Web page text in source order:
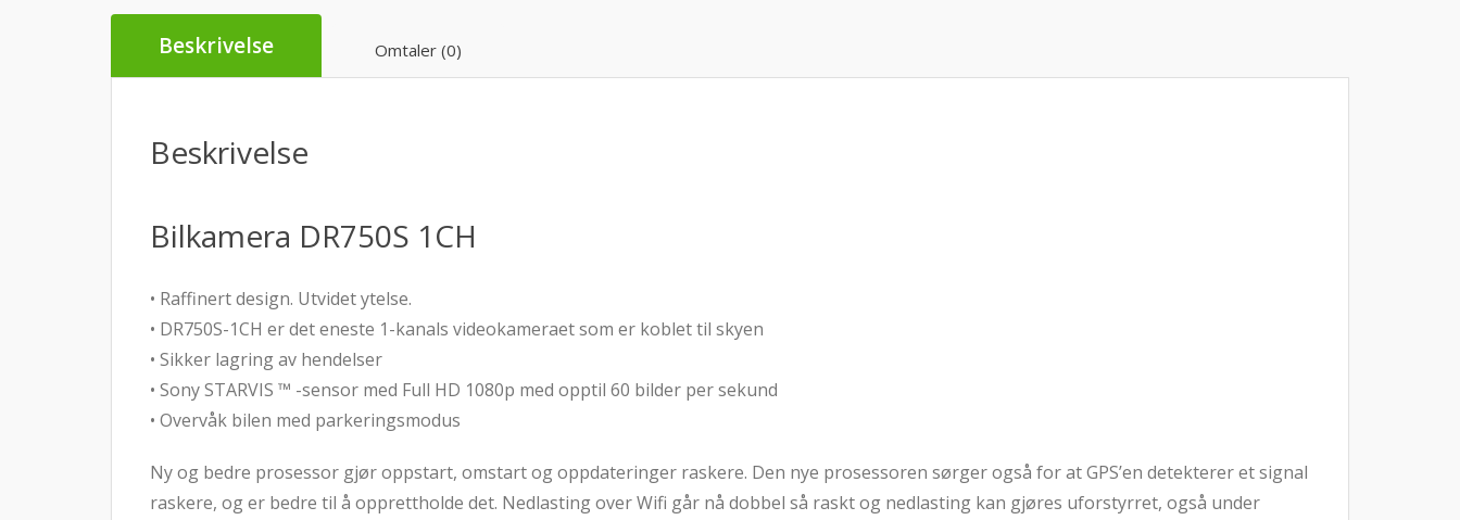
Beskrivelse Omtaler (0)
Beskrivelse
Bilkamera DR750S 1CH
• Raffinert design. Utvidet ytelse.
• DR750S-1CH er det eneste 1-kanals videokameraet som er koblet til skyen
• Sikker lagring av hendelser
• Sony STARVIS ™ -sensor med Full HD 1080p med opptil 60 bilder per sekund
• Overvåk bilen med parkeringsmodus
Ny og bedre prosessor gjør oppstart, omstart og oppdateringer raskere. Den nye prosessoren sørger også for at GPS’en detekterer et signal
raskere, og er bedre til å opprettholde det. Nedlasting over Wifi går nå dobbel så raskt og nedlasting kan gjøres uforstyrret, også under